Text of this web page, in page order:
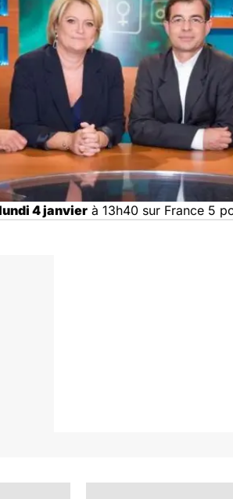
4 janvier à 13h40 sur France 5